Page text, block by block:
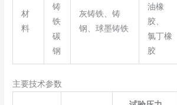
材
料
铸
铁
碳
钢
灰铸铁、铸
钢、球墨铸铁
油橡
胶、
氯丁橡
胶
主要技术参数